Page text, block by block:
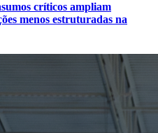
críticos ampliam
menos estruturadas na